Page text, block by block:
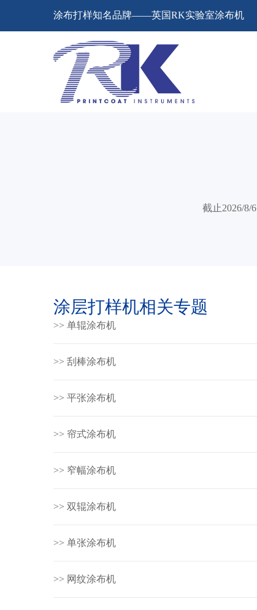
涂布打样知名品牌——英国RK实验室涂布机
截止2026/8/
涂层打样机相关专题
>> 单辊涂布机
>> 刮棒涂布机
>> 平张涂布机
>> 帘式涂布机
>> 窄幅涂布机
>> 双辊涂布机
>> 单张涂布机
>> 网纹涂布机